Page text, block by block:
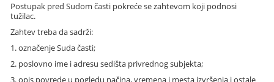
Postupak pred Sudom časti pokreće se zahtevom koji podnosi
tužilac.
Zahtev treba da sadrži:
1. označenje Suda časti;
2. poslovno ime i adresu sedišta privrednog subjekta;
3. opis povrede u pogledu načina, vremena i mesta izvršenja i ostale